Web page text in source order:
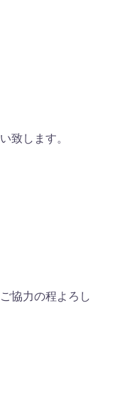
致します。
協力の程よろし